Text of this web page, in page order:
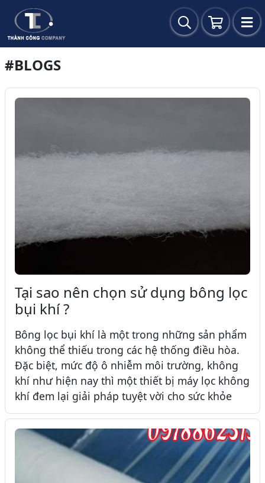
#BLOGS
Tại sao nên chọn sử dụng bông lọc
bụi khí ?
Bông lọc bụi khí là một trong những sản phẩm
không thể thiếu trong các hệ thống điều hòa.
Đặc biệt, mức độ ô nhiễm môi trường, không
khí như hiện nay thì một thiết bị máy lọc không
khí đem lại giải pháp tuyệt vời cho sức khỏe